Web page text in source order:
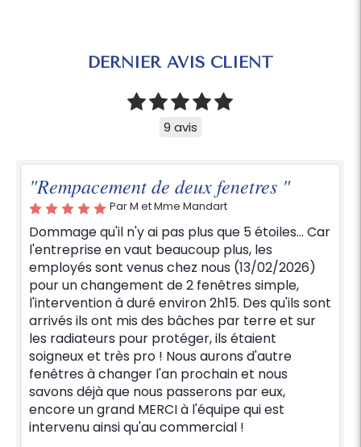
DERNIER AVIS CLIENT
9 avis
"Rempacement de deux fenetres "
Par M et Mme Mandart
Dommage qu'il n'y ai pas plus que 5 étoiles... Car
l'entreprise en vaut beaucoup plus, les
employés sont venus chez nous (13/02/2026)
pour un changement de 2 fenêtres simple,
l'intervention à duré environ 2h15. Des qu'ils sont
arrivés ils ont mis des bâches par terre et sur
les radiateurs pour protéger, ils étaient
soigneux et très pro ! Nous aurons d'autre
fenêtres à changer l'an prochain et nous
savons déjà que nous passerons par eux,
encore un grand MERCI à l'équipe qui est
intervenu ainsi qu'au commercial !